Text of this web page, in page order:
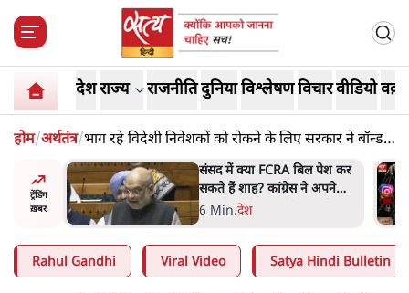
देशराज्य राजनीतिदुनियाविश्लेषणविचारवीडियो
होम/अर्थतंत्र/भाग रहे विदेशी निवेशकों को रोकने के लिए सरकार ने बॉन्ड
पर से सीजी टैक्स हटाया
ट्रेंडिंग
ख़बर
पेश कर
व्हिप
भारत में मेटा की 'अवैध सेंसरशिप'
बढ़ी, एक्टिविस्ट टेलीग्राम की तरफ
मुड़े
11 Min.देश
Rahul Gandhi Viral Video Satya Hindi Bulletin